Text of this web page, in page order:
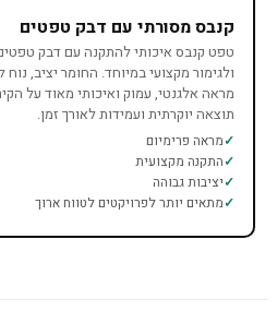
קנבס מסורתי עם דבק טפטים
טפט קנבס איכותי להתקנה עם דבק
ולגימור מקצועי במיוחד. החומר יציב,
מראה אלגנטי, עמוק ואיכותי מאוד על
תוצאה יוקרתית ועמידות לאורך זמן.
מראה פרימיום
התקנה מקצועית
יציבות גבוהה
מתאים יותר לפרויקטים לטווח ארוך